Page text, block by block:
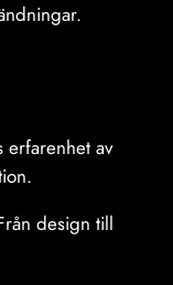
av
design till